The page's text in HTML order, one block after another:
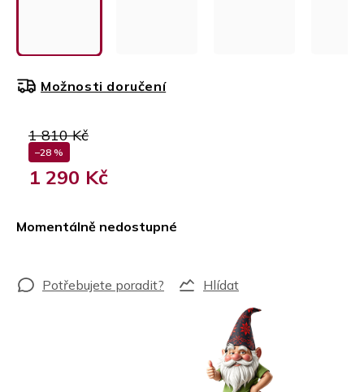
1 810 Kč
–28 %
1 290 Kč
Momentálně nedostupné
Možnosti doručení
Hlídat